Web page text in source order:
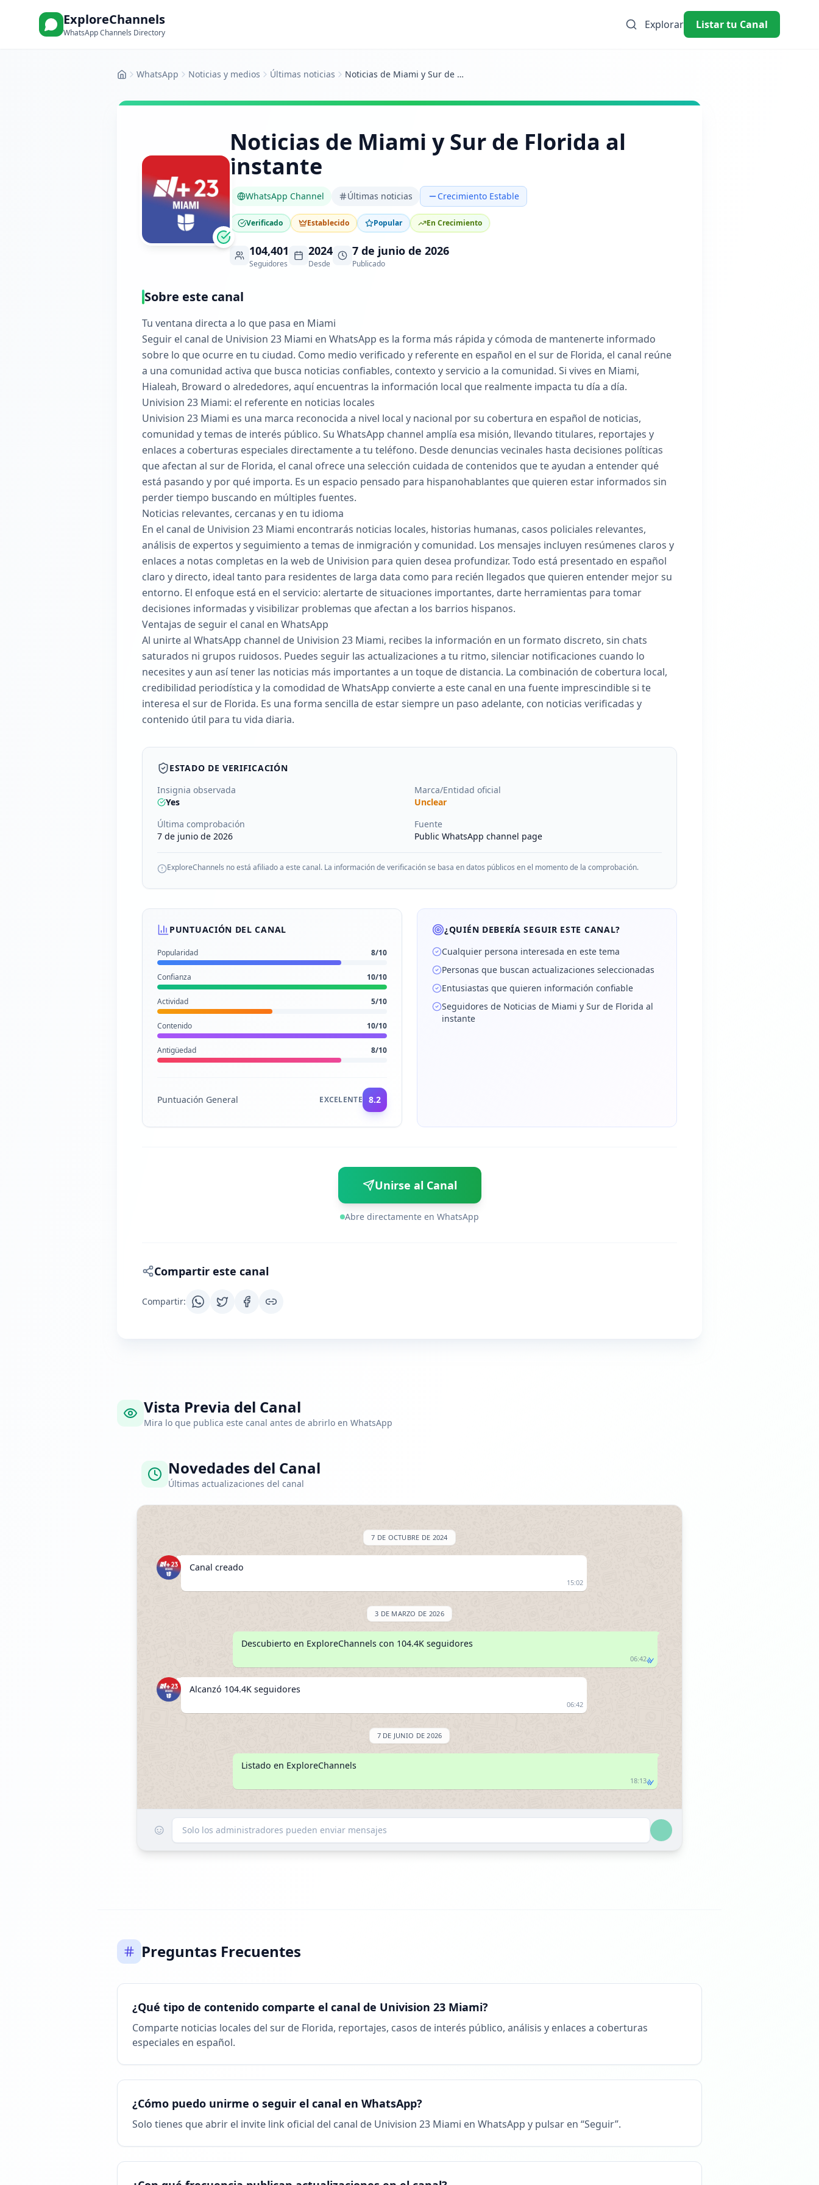
ExploreChannels
WhatsApp Channels Directory
Explorar Listar tu Canal
InicioWhatsApp Noticias y medios Últimas noticias Noticias de Miami y Sur de Florida al instante
Noticias de Miami y Sur de Florida al
instante
WhatsApp Channel Últimas noticias Crecimiento Estable
Verificado Establecido Popular En Crecimiento
104,401
Seguidores
2024
Desde
7 de junio de 2026
Publicado
Sobre este canal
Tu ventana directa a lo que pasa en Miami
Seguir el canal de Univision 23 Miami en WhatsApp es la forma más rápida y cómoda de mantenerte informado
sobre lo que ocurre en tu ciudad. Como medio verificado y referente en español en el sur de Florida, el canal reúne
a una comunidad activa que busca noticias confiables, contexto y servicio a la comunidad. Si vives en Miami,
Hialeah, Broward o alrededores, aquí encuentras la información local que realmente impacta tu día a día.
Univision 23 Miami: el referente en noticias locales
Univision 23 Miami es una marca reconocida a nivel local y nacional por su cobertura en español de noticias,
comunidad y temas de interés público. Su WhatsApp channel amplía esa misión, llevando titulares, reportajes y
enlaces a coberturas especiales directamente a tu teléfono. Desde denuncias vecinales hasta decisiones políticas
que afectan al sur de Florida, el canal ofrece una selección cuidada de contenidos que te ayudan a entender qué
está pasando y por qué importa. Es un espacio pensado para hispanohablantes que quieren estar informados sin
perder tiempo buscando en múltiples fuentes.
Noticias relevantes, cercanas y en tu idioma
En el canal de Univision 23 Miami encontrarás noticias locales, historias humanas, casos policiales relevantes,
análisis de expertos y seguimiento a temas de inmigración y comunidad. Los mensajes incluyen resúmenes claros y
enlaces a notas completas en la web de Univision para quien desea profundizar. Todo está presentado en español
claro y directo, ideal tanto para residentes de larga data como para recién llegados que quieren entender mejor su
entorno. El enfoque está en el servicio: alertarte de situaciones importantes, darte herramientas para tomar
decisiones informadas y visibilizar problemas que afectan a los barrios hispanos.
Ventajas de seguir el canal en WhatsApp
Al unirte al WhatsApp channel de Univision 23 Miami, recibes la información en un formato discreto, sin chats
saturados ni grupos ruidosos. Puedes seguir las actualizaciones a tu ritmo, silenciar notificaciones cuando lo
necesites y aun así tener las noticias más importantes a un toque de distancia. La combinación de cobertura local,
credibilidad periodística y la comodidad de WhatsApp convierte a este canal en una fuente imprescindible si te
interesa el sur de Florida. Es una forma sencilla de estar siempre un paso adelante, con noticias verificadas y
contenido útil para tu vida diaria.
ESTADO DE VERIFICACIÓN
Insignia observada
Yes
Marca/Entidad oficial
Unclear
Última comprobación
7 de junio de 2026
Fuente
Public WhatsApp channel page
ExploreChannels no está afiliado a este canal. La información de verificación se basa en datos públicos en el momento de la comprobación.
PUNTUACIÓN DEL CANAL
Popularidad 8/10
Confianza 10/10
Actividad 5/10
Contenido 10/10
Antigüedad 8/10
Puntuación General EXCELENTE 8.2
¿QUIÉN DEBERÍA SEGUIR ESTE CANAL?
Cualquier persona interesada en este tema
Personas que buscan actualizaciones seleccionadas
Entusiastas que quieren información confiable
Seguidores de Noticias de Miami y Sur de Florida al
instante
Unirse al Canal
Abre directamente en WhatsApp
Compartir este canal
Compartir:
Vista Previa del Canal
Mira lo que publica este canal antes de abrirlo en WhatsApp
Novedades del Canal
Últimas actualizaciones del canal
7 DE OCTUBRE DE 2024
Canal creado
15:02
3 DE MARZO DE 2026
Descubierto en ExploreChannels con 104.4K seguidores
06:42
Alcanzó 104.4K seguidores
06:42
7 DE JUNIO DE 2026
Listado en ExploreChannels
18:13
☺ Solo los administradores pueden enviar mensajes
Preguntas Frecuentes
¿Qué tipo de contenido comparte el canal de Univision 23 Miami?
Comparte noticias locales del sur de Florida, reportajes, casos de interés público, análisis y enlaces a coberturas
especiales en español.
¿Cómo puedo unirme o seguir el canal en WhatsApp?
Solo tienes que abrir el invite link oficial del canal de Univision 23 Miami en WhatsApp y pulsar en “Seguir”.